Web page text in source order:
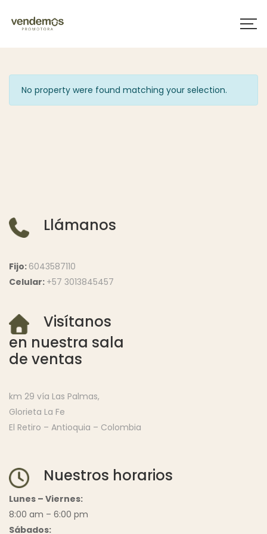
No property were found matching your selection.
Llámanos
Fijo: 6043587110
Celular: +57 3013845457
Visítanos
en nuestra sala
de ventas
km 29 vía Las Palmas,
Glorieta La Fe
El Retiro – Antioquia – Colombia
Nuestros horarios
Lunes – Viernes:
8:00 am – 6:00 pm
Sábados: